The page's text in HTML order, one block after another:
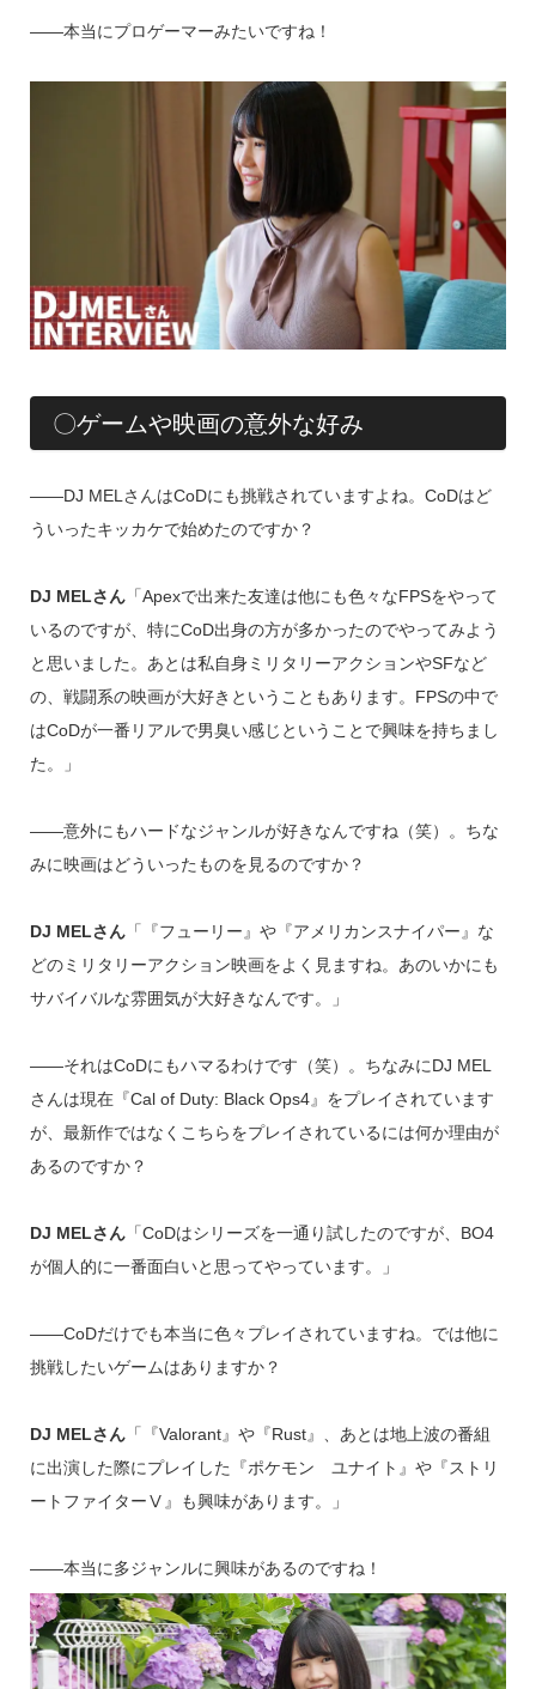
――本当にプロゲーマーみたいですね！
〇ゲームや映画の意外な好み
――DJ MELさんはCoDにも挑戦されていますよね。CoDはど
ういったキッカケで始めたのですか？
DJ MELさん「Apexで出来た友達は他にも色々なFPSをやって
いるのですが、特にCoD出身の方が多かったのでやってみよう
と思いました。あとは私自身ミリタリーアクションやSFなど
の、戦闘系の映画が大好きということもあります。FPSの中で
はCoDが一番リアルで男臭い感じということで興味を持ちまし
た。」
――意外にもハードなジャンルが好きなんですね（笑）。ちな
みに映画はどういったものを見るのですか？
DJ MELさん「『フューリー』や『アメリカンスナイパー』な
どのミリタリーアクション映画をよく見ますね。あのいかにも
サバイバルな雰囲気が大好きなんです。」
――それはCoDにもハマるわけです（笑）。ちなみにDJ MEL
さんは現在『Cal of Duty: Black Ops4』をプレイされています
が、最新作ではなくこちらをプレイされているには何か理由が
あるのですか？
DJ MELさん「CoDはシリーズを一通り試したのですが、BO4
が個人的に一番面白いと思ってやっています。」
――CoDだけでも本当に色々プレイされていますね。では他に
挑戦したいゲームはありますか？
DJ MELさん「『Valorant』や『Rust』、あとは地上波の番組
に出演した際にプレイした『ポケモン ユナイト』や『ストリ
ートファイターⅤ』も興味があります。」
――本当に多ジャンルに興味があるのですね！